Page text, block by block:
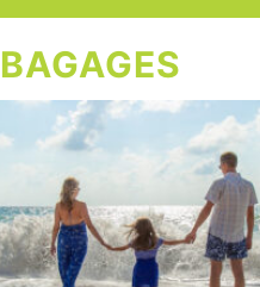
BAGAGES